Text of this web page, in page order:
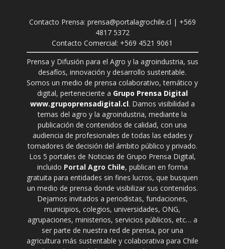
Contacto Prensa: prensa@portalagrochile.cl | +569
4817 5372
Contacto Comercial: +569 4521 9061
Prensa y Difusión para el Agro y la agroindustria, sus
desafíos, innovación y desarrollo sustentable.
Somos un medio de prensa colaborativo, temático y
digital, perteneciente a Grupo Prensa Digital
www.grupoprensadigital.cl. Damos visibilidad a
temas del agro y la agroindustria, mediante la
publicación de contenidos de calidad, con una
audiencia de profesionales de todas las edades y
tomadores de decisión del ámbito público y privado.
Los 5 portales de Noticias de Grupo Prensa Digital,
incluido Portal Agro Chile, publican en forma
gratuita para entidades sin fines lucros, que busquen
un medio de prensa donde visibilizar sus contenidos.
Dejamos invitados a periodistas, fundaciones,
municipios, colegios, universidades, ONG,
agrupaciones, ministerios, servicios públicos, etc… a
ser parte de nuestra red de prensa, por una
agricultura más sustentable y colaborativa para Chile